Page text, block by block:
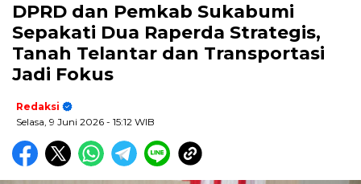
DPRD dan Pemkab Sukabumi
Sepakati Dua Raperda Strategis,
Tanah Telantar dan Transportasi
Jadi Fokus
Redaksi
Selasa, 9 Juni 2026 - 15:12 WIB